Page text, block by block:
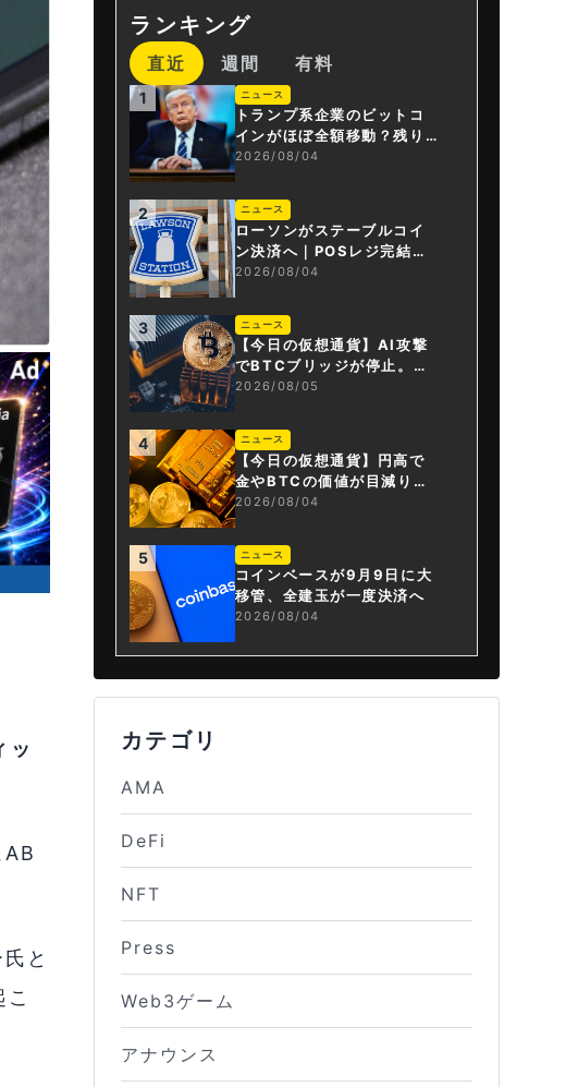
ッ
と
ランキング
直近 週間 有料
1 ニュース
トランプ系企業のビットコ
インがほぼ全額移動？残り
は3.43BTCか
2026/08/04
2 ニュース
ローソンがステーブルコイ
ン決済へ｜POSレジ完結は
国内初
2026/08/04
3 ニュース
【今日の仮想通貨】AI攻撃
でBTCブリッジが停止。金
融庁が「暗号資産・ステー
2026/08/05
4 ニュース
【今日の仮想通貨】円高で
金やBTCの価値が目減り。
ストラテジー社がBTC大量
売却
2026/08/04
5 ニュース
コインベースが9月9日に大
移管、全建玉が一度決済へ
2026/08/04
カテゴリ
AMA
DeFi
NFT
Press
Web3ゲーム
アナウンス